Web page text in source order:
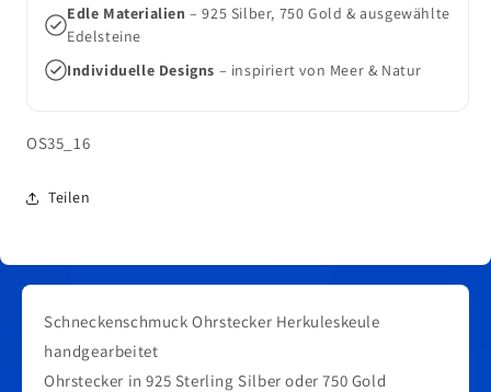
Edle Materialien – 925 Silber, 750 Gold & ausgewählte
Edelsteine
Individuelle Designs – inspiriert von Meer & Natur
SKU:
OS35_16
Teilen
Schneckenschmuck Ohrstecker Herkuleskeule
handgearbeitet
Ohrstecker in 925 Sterling Silber oder 750 Gold